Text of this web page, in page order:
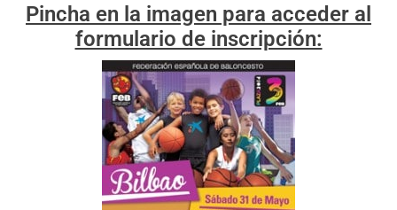
Pincha en la imagen para acceder al
formulario de inscripción: